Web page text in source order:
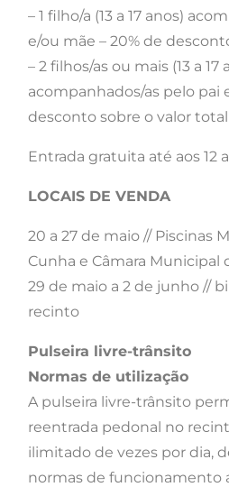
– 1 filho/a (13 a 17 anos)
e/ou mãe – 20% de
– 2 filhos/as ou mais (13 a 17
acompanhados/as pelo pai
desconto sobre o valor total
Entrada gratuita até aos 12
LOCAIS DE VENDA
20 a 27 de maio // Piscinas
Cunha e Câmara Municipal
29 de maio a 2 de junho //
recinto
Pulseira livre-trânsito
Normas de utilização
A pulseira livre-trânsito
reentrada pedonal no
ilimitado de vezes por dia,
normas de funcionamento